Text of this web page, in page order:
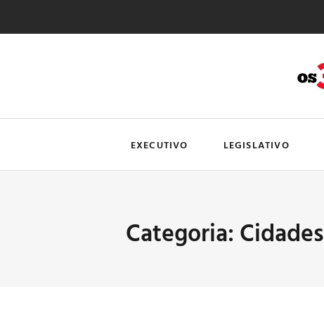
EXECUTIVO LEGISLATIVO
Categoria: Cidades